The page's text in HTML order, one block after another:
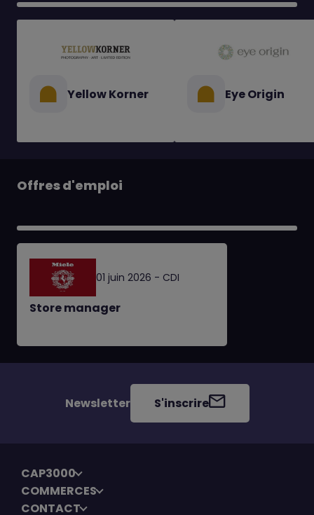
Yellow Korner Eye Origin
Offres d'emploi
01 juin 2026 - CDI
Store manager
Newsletter S'inscrire
CAP3000
COMMERCES
CONTACT